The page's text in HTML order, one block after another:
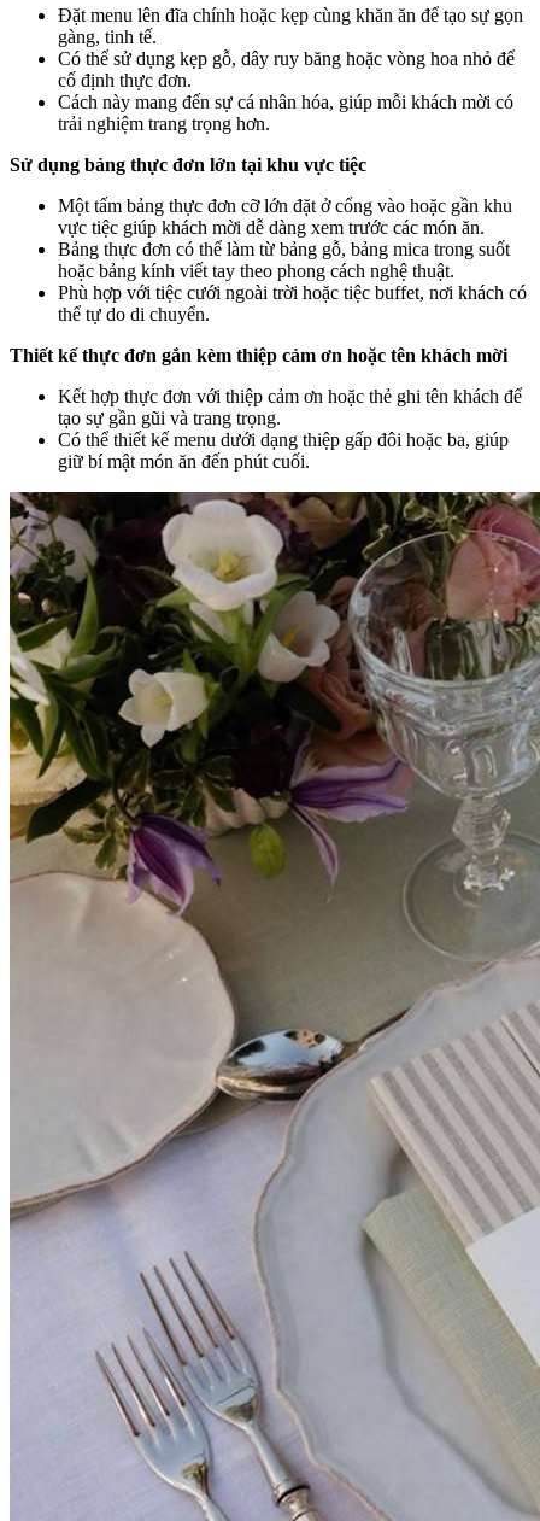
Đặt menu lên đĩa chính hoặc kẹp cùng khăn ăn để tạo sự gọn
gàng, tinh tế.
Có thể sử dụng kẹp gỗ, dây ruy băng hoặc vòng hoa nhỏ để
cố định thực đơn.
Cách này mang đến sự cá nhân hóa, giúp mỗi khách mời có
trải nghiệm trang trọng hơn.
Sử dụng bảng thực đơn lớn tại khu vực tiệc
Một tấm bảng thực đơn cỡ lớn đặt ở cổng vào hoặc gần khu
vực tiệc giúp khách mời dễ dàng xem trước các món ăn.
Bảng thực đơn có thể làm từ bảng gỗ, bảng mica trong suốt
hoặc bảng kính viết tay theo phong cách nghệ thuật.
Phù hợp với tiệc cưới ngoài trời hoặc tiệc buffet, nơi khách có
thể tự do di chuyển.
Thiết kế thực đơn gắn kèm thiệp cảm ơn hoặc tên khách mời
Kết hợp thực đơn với thiệp cảm ơn hoặc thẻ ghi tên khách để
tạo sự gần gũi và trang trọng.
Có thể thiết kế menu dưới dạng thiệp gấp đôi hoặc ba, giúp
giữ bí mật món ăn đến phút cuối.